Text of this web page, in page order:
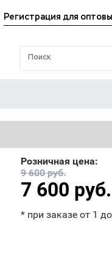
Регистрация для
Розничная цена:
7 600 руб.
9 600 руб.
* при заказе от 1